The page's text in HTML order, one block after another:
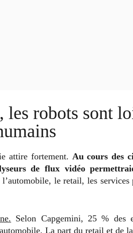
les robots sont
attire fortement. Au cours des
de flux vidéo
l’automobile, le retail, les
Selon Capgemini, 25 % des
La part du retail et de